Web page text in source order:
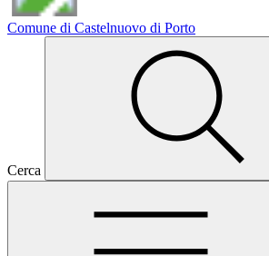
Comune di Castelnuovo di Porto
Cerca